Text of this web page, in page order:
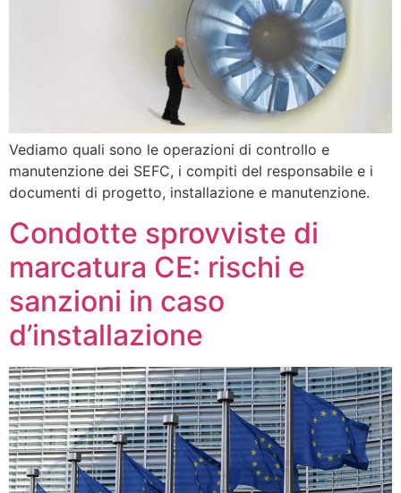
Vediamo quali sono le operazioni di controllo e
manutenzione dei SEFC, i compiti del responsabile e i
documenti di progetto, installazione e manutenzione.
Condotte sprovviste di
marcatura CE: rischi e
sanzioni in caso
d’installazione